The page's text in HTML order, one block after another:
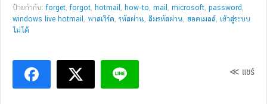
ป้ายกำกับ:forget,forgot, hotmail , how-to, mail , microsoft, password ,
windows live hotmail , พาสเวิร์ด, รหัสผ่าน, ลืมรหัสผ่าน, ฮอตเมลล์, เข้าสู่ระบบ
ไม่ได้
≪ แชร์